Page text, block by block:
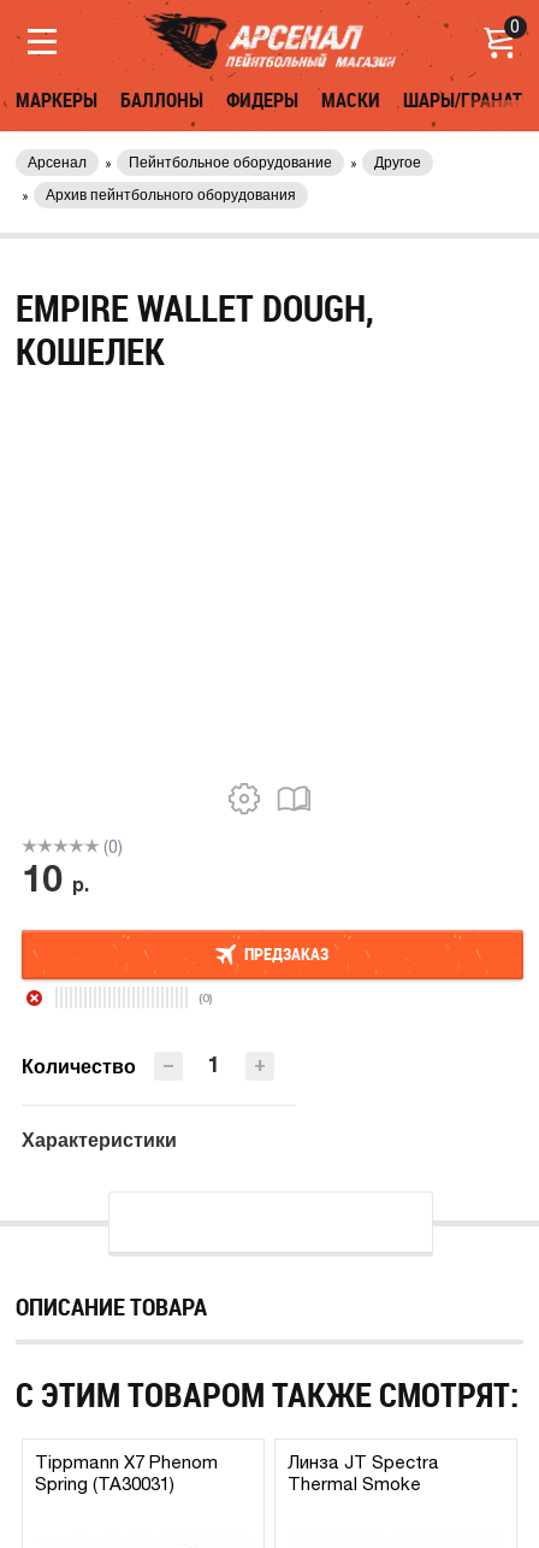
0
МАРКЕРЫ БАЛЛОНЫ ФИДЕРЫ МАСКИ ШАРЫ/ГРАНАТЫ
Арсенал Пейнтбольное оборудование
Другое
Архив пейнтбольного оборудования
EMPIRE WALLET DOUGH,
КОШЕЛЕК
(0)
10 р.
ПРЕДЗАКАЗ
(0)
Количество +
−
Характеристики
ОПИСАНИЕ ТОВАРА
С ЭТИМ ТОВАРОМ ТАКЖЕ СМОТРЯТ:
Tippmann X7 Phenom
Spring (TA30031)
Линза JT Spectra
Thermal Smoke